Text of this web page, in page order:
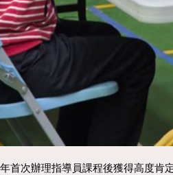
首次辦理指導員課程後獲得高度